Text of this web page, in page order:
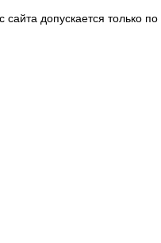
допускается только